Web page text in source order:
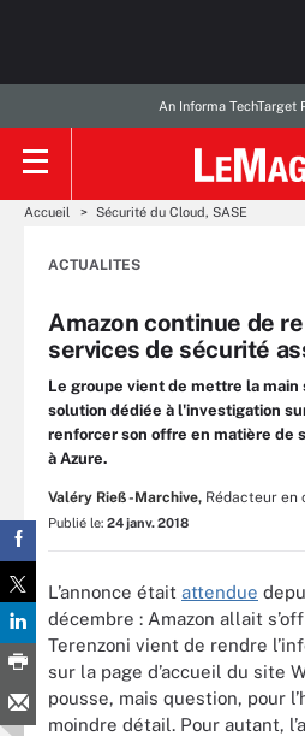
An Informa TechTarget
Accueil Sécurité du Cloud, SASE
ACTUALITES
Amazon continue de
services de sécurité
Le groupe vient de mettre la
solution dédiée à l'investigation
renforcer son offre en matière de
à Azure.
Valéry Rieß-Marchive, Rédacteur en
Publié le: 24 janv. 2018
L’annonce était attendue
décembre : Amazon allait
Terenzoni vient de rendre
sur la page d’accueil du site
pousse, mais question, pour
moindre détail. Pour autant,